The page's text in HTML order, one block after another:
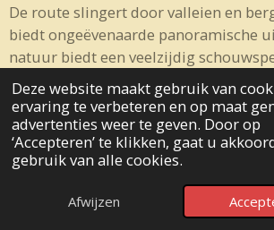
Deze website maakt gebruik van
ervaring te verbeteren en op maat
advertenties weer te geven. Door op
‘Accepteren’ te klikken, gaat u
gebruik van alle cookies.
Afwijzen
De route slingert door valleien en
biedt ongeëvenaarde panoramische
natuur biedt een veelzijdig
weelderige bossen tot uitgestrekte
die het landschap kleurrijk maken. De
citrusvruchten en vruchtbare grond
zich met de frisheid van de velden. De
gastronomie, trouw aan de streek, is
van authentieke smaken. Van
traditionele gerechten uit het
E-mailadres Telefoonnummer